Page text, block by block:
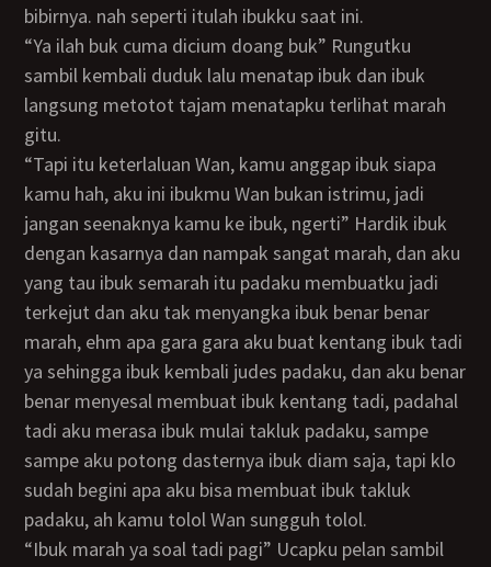
bibirnya. nah seperti itulah ibukku saat ini.
“Ya ilah buk cuma dicium doang buk” Rungutku
sambil kembali duduk lalu menatap ibuk dan ibuk
langsung metotot tajam menatapku terlihat marah
gitu.
“Tapi itu keterlaluan Wan, kamu anggap ibuk siapa
kamu hah, aku ini ibukmu Wan bukan istrimu, jadi
jangan seenaknya kamu ke ibuk, ngerti” Hardik ibuk
dengan kasarnya dan nampak sangat marah, dan aku
yang tau ibuk semarah itu padaku membuatku jadi
terkejut dan aku tak menyangka ibuk benar benar
marah, ehm apa gara gara aku buat kentang ibuk tadi
ya sehingga ibuk kembali judes padaku, dan aku benar
benar menyesal membuat ibuk kentang tadi, padahal
tadi aku merasa ibuk mulai takluk padaku, sampe
sampe aku potong dasternya ibuk diam saja, tapi klo
sudah begini apa aku bisa membuat ibuk takluk
padaku, ah kamu tolol Wan sungguh tolol.
“Ibuk marah ya soal tadi pagi” Ucapku pelan sambil